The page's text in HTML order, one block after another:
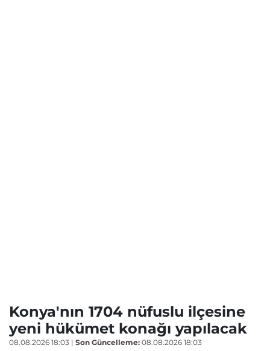
Konya'nın 1704 nüfuslu ilçesine
yeni hükümet konağı yapılacak
08.08.2026 18:03 | Son Güncelleme: 08.08.2026 18:03